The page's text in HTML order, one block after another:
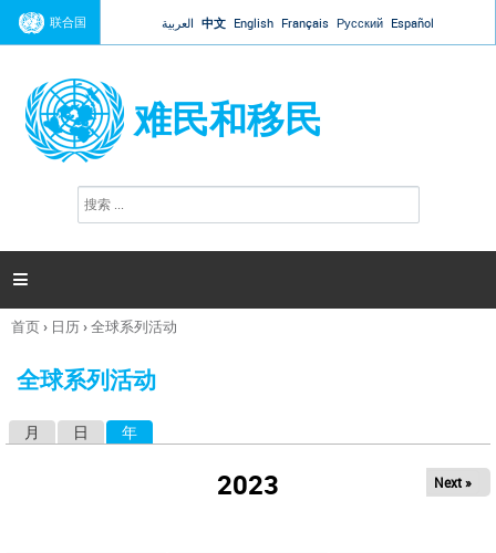
Jump to navigation
联合国 العربية 中文 English Français Русский Español
难民和移民
搜
索

你
这
首页› 日历›全球系列活动
全球系列活动
月 日 年
2023 Next »